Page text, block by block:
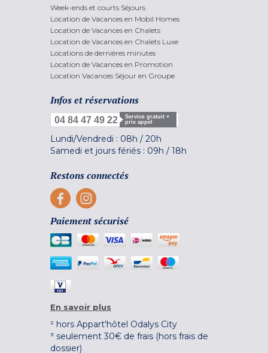
Week-ends et courts Séjours
Location de Vacances en Mobil Homes
Location de Vacances en Chalets
Location de Vacances en Chalets Luxe
Locations de dernières minutes
Location de Vacances en Promotion
Location Vacances Séjour en Groupe
Infos et réservations
04 84 47 49 22
Service gratuit +
prix appel
Lundi/Vendredi : 08h / 20h
Samedi et jours fériés : 09h / 18h
Restons connectés
Paiement sécurisé
En savoir plus
² hors Appart'hôtel Odalys City
³ seulement 30€ de frais (hors frais de
dossier)